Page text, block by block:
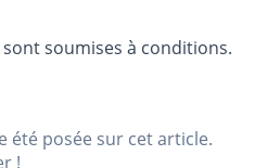
soumises à conditions.
été posée sur cet article.
!